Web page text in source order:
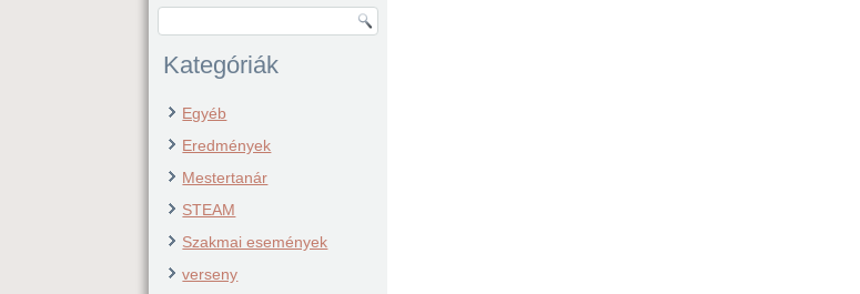
Kategóriák
Egyéb
Eredmények
Mestertanár
STEAM
Szakmai események
verseny